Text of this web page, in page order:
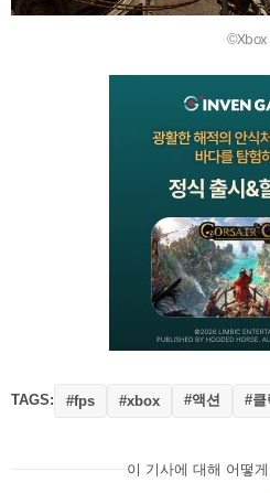
©Xbox
TAGS: #fps #xbox #액션 #클
이 기사에 대해 어떻